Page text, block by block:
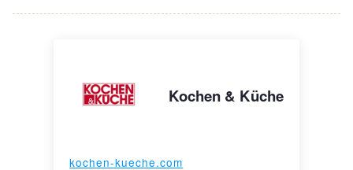
Kochen & Küche
kochen-kueche.com